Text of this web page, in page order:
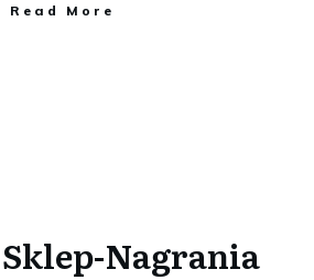
​Read More
Sklep-Nagrania